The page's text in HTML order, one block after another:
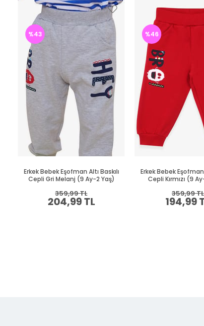
Erkek Bebek Eşofman Altı Baskılı
Cepli Gri Melanj (9 Ay-2 Yaş)
204,99 TL
359,99 TL
%43
Erkek Bebek Eşofman
Cepli Kırmızı (9
194,99
359,99 TL
%46